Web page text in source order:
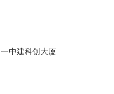
中建科创大厦